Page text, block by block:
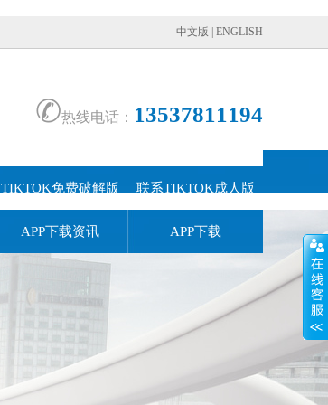
中文版 ENGLISH
✆热线电话： 13537811194
TIKTOK免费破解版
APP下载资讯
联系TIKTOK成人版
APP下载